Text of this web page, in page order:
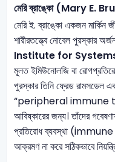
মেরি ব্রাঙ্কো (Mary E.
মেরি ই. ব্রাঙ্কো একজন মার্কিন
শারীরতত্ত্বে নোবেল পুরস্কার
Institute for
মূলত ইমিউনোলজি বা
পুরস্কার তিনি ফ্রেড রামসডেল
“peripheral immune
আবিষ্কারের জন্য। তাঁদের
প্রতিরোধ ব্যবস্থা (immune
আক্রমণ না করে সঠিকভাবে